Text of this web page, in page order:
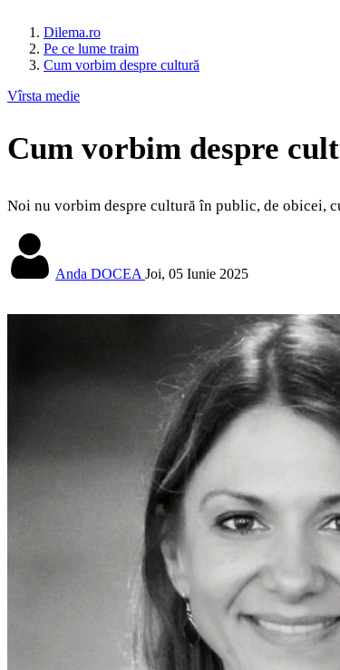
Dilema.ro
Pe ce lume traim
Cum vorbim despre cultură
Vîrsta medie
Cum vorbim despre
Noi nu vorbim despre cultură în public, de obicei,
Anda DOCEA Joi, 05 Iunie 2025